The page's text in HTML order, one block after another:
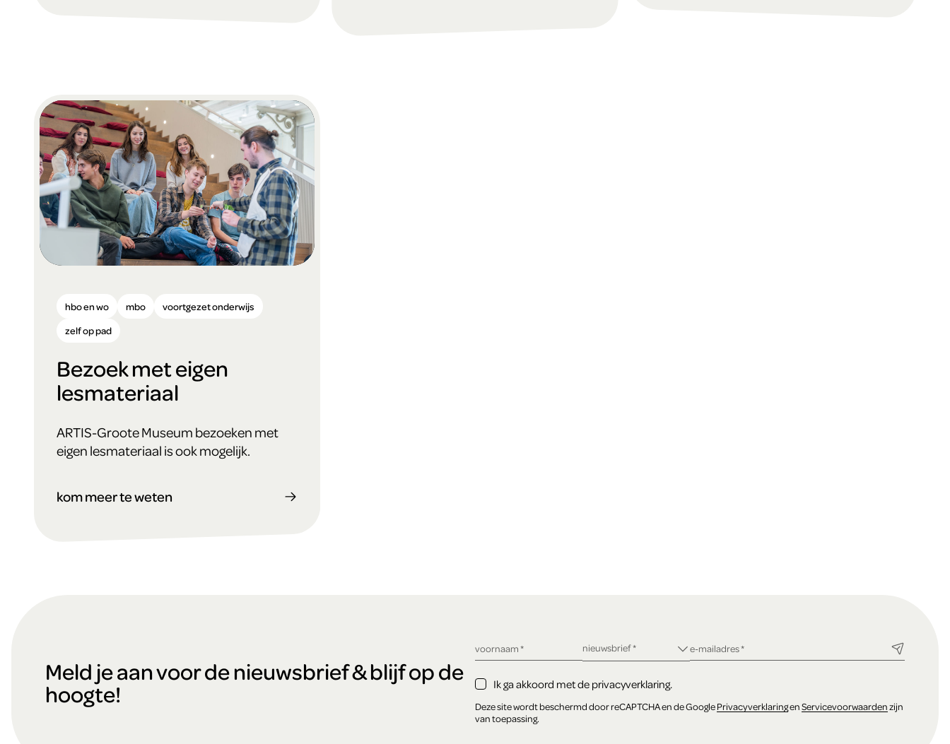
Bezoek met eigen
lesmateriaal
hbo en wo mbo voortgezet onderwijs
zelf op pad
ARTIS-Groote Museum bezoeken met
eigen lesmateriaal is ook mogelijk.
kom meer te weten
Meld je aan voor de nieuwsbrief & blijf op de
hoogte!
verplicht veld
voornaam* verplicht veld
nieuwsbrief* verplicht veld
e-mailadres*
Ik ga akkoord met de privacyverklaring.
Deze site wordt beschermd door reCAPTCHA en de GooglePrivacyverklaringenServicevoorwaardenzijn
van toepassing.